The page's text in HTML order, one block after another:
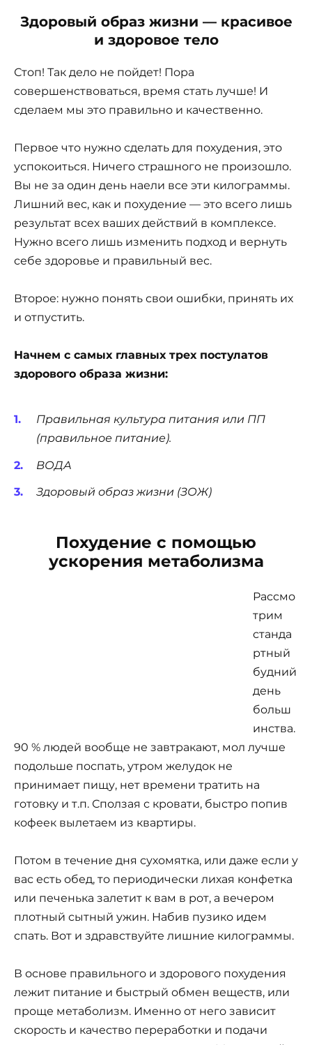
Здоровый образ жизни — красивое
и здоровое тело
Стоп! Так дело не пойдет! Пора
совершенствоваться, время стать лучше! И
сделаем мы это правильно и качественно.
Первое что нужно сделать для похудения, это
успокоиться. Ничего страшного не произошло.
Вы не за один день наели все эти килограммы.
Лишний вес, как и похудение — это всего лишь
результат всех ваших действий в комплексе.
Нужно всего лишь изменить подход и вернуть
себе здоровье и правильный вес.
Второе: нужно понять свои ошибки, принять их
и отпустить.
Начнем с самых главных трех постулатов
здорового образа жизни:
Правильная культура питания или ПП
(правильное питание).
ВОДА
Здоровый образ жизни (ЗОЖ)
Похудение с помощью
ускорения метаболизма
Рассмо
трим
станда
ртный
будний
день
больш
инства.
90 % людей вообще не завтракают, мол лучше
подольше поспать, утром желудок не
принимает пищу, нет времени тратить на
готовку и т.п. Сползая с кровати, быстро попив
кофеек вылетаем из квартиры.
Потом в течение дня сухомятка, или даже если у
вас есть обед, то периодически лихая конфетка
или печенька залетит к вам в рот, а вечером
плотный сытный ужин. Набив пузико идем
спать. Вот и здравствуйте лишние килограммы.
В основе правильного и здорового похудения
лежит питание и быстрый обмен веществ, или
проще метаболизм. Именно от него зависит
скорость и качество переработки и подачи